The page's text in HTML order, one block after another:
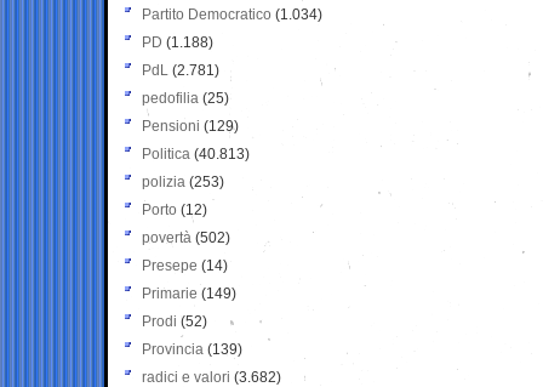
Partito Democratico (1.034)
PD (1.188)
PdL (2.781)
pedofilia (25)
Pensioni (129)
Politica (40.813)
polizia (253)
Porto (12)
povertà (502)
Presepe (14)
Primarie (149)
Prodi (52)
Provincia (139)
radici e valori (3.682)